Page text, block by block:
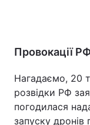
Провокації
Нагадаємо, 20
розвідки РФ
погодилася
запуску